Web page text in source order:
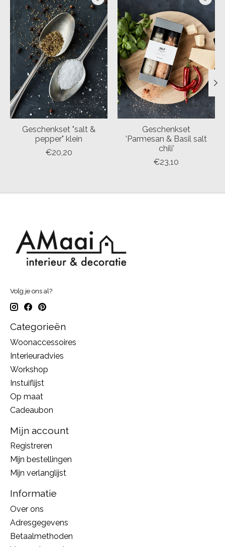
Geschenkset "salt &
pepper" klein
€20,20
Geschenkset
'Parmesan & Basil salt
chili'
€23,10
Volg je ons al?
Categorieën
Woonaccessoires
Interieuradvies
Workshop
Instuiflijst
Op maat
Cadeaubon
Mijn account
Registreren
Mijn bestellingen
Mijn verlanglijst
Informatie
Over ons
Adresgegevens
Betaalmethoden